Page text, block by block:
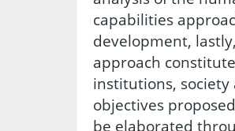
capabilities
development,
approach
institutions,
objectives
be elaborated